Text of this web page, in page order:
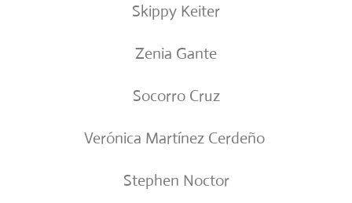
Skippy Keiter
Zenia Gante
Socorro Cruz
Verónica Martínez Cerdeño
Stephen Noctor